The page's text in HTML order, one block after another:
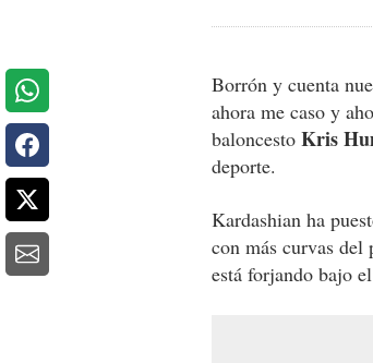
Borrón y cuenta
ahora me caso y
baloncesto Kris
deporte.
Kardashian ha
con más curvas del
está forjando bajo